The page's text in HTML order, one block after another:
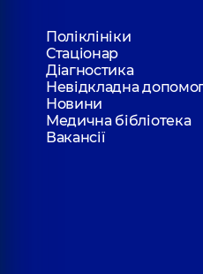
Поліклініки
Стаціонар
Діагностика
Невідкладна
Новини
Медична бібліотека
Вакансії